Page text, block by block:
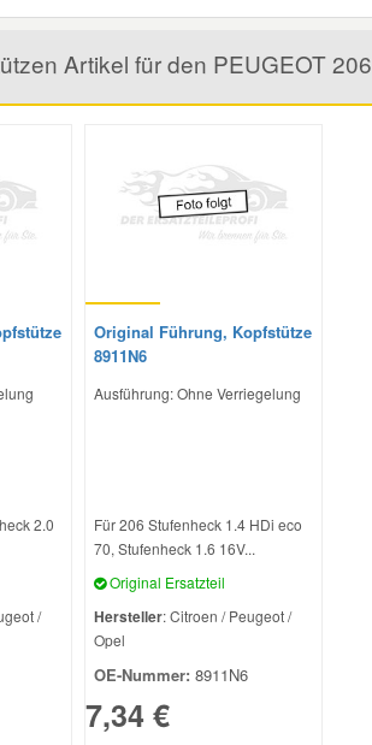
Artikel für den PEUGEOT 206
2.0
/
Original Führung, Kopfstütze
8911N6
Ausführung: Ohne Verriegelung
Für 206 Stufenheck 1.4 HDi eco
70, Stufenheck 1.6 16V...
Original Ersatzteil
Hersteller: Citroen / Peugeot /
Opel
OE-Nummer: 8911N6
7,34 €